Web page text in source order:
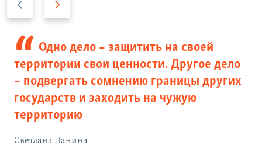
щ
д
щ
и
й
л
Одно дело – защитить на своей
территории свои ценности. Другое дело
– подвергать сомнению границы других
государств и заходить на чужую
территорию
Светлана Панина